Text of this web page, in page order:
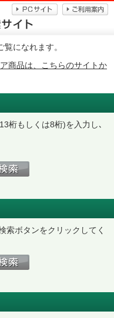
になれます。
商品は、こちらのサイトか
桁もしくは8桁)を入力し､
索ボタンをクリックしてく